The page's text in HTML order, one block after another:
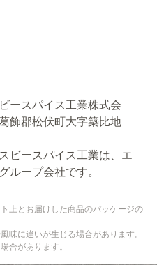
ースパイス工業株式会
飾郡松伏町大字築比地
パイス工業は、エ
ループ会社です。
上とお届けした商品のパッケージの
味に違いが生じる場合があります。
合があります。